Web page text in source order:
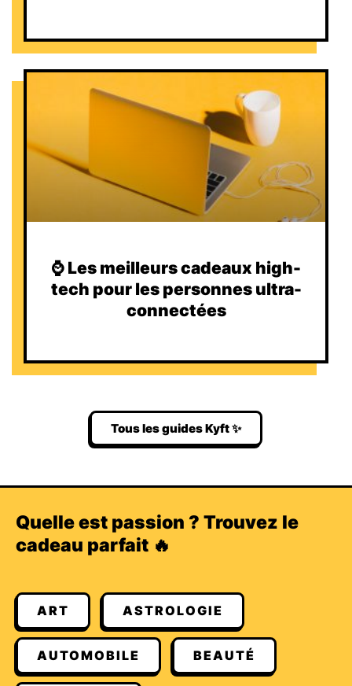
⌚️ Les meilleurs cadeaux high-
tech pour les personnes ultra-
connectées
Tous les guides Kyft ✨
Quelle est passion ? Trouvez le
cadeau parfait 🔥
ART ASTROLOGIE
AUTOMOBILE BEAUTÉ